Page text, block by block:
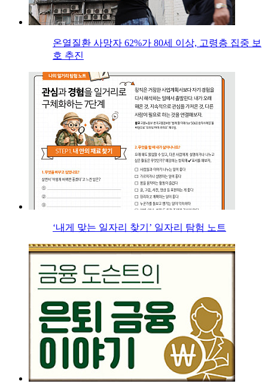
온열질환 사망자 62%가 80세 이상, 고령층 집중 보
호 추진
‘내게 맞는 일자리 찾기’ 일자리 탐험 노트